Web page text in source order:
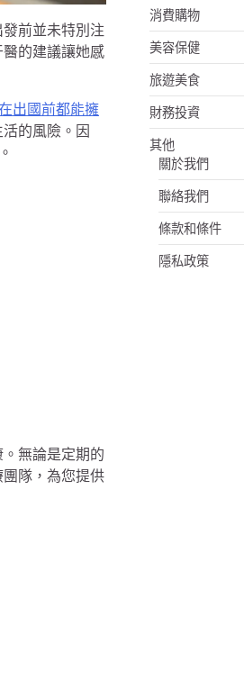
前並未特別注
的建議讓她感
出國前都能擁
的風險。因
無論是定期的
隊，為您提供
消費購物
美容保健
旅遊美食
財務投資
其他
關於我們
聯絡我們
條款和條件
隱私政策